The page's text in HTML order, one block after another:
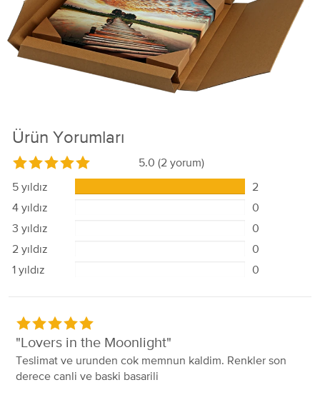
Ürün Yorumları
5.0 (2 yorum)
5 yıldız
2
4 yıldız
0
3 yıldız
0
2 yıldız
0
1 yıldız
0
Lovers in the Moonlight
Teslimat ve urunden cok memnun kaldim. Renkler son
derece canli ve baski basarili